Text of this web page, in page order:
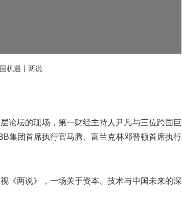
机遇丨两说
论坛的现场，第一财经主持人尹凡与三位跨国巨
团首席执行官马腾、富兰克林邓普顿首席执行
《两说》，一场关于资本、技术与中国未来的深